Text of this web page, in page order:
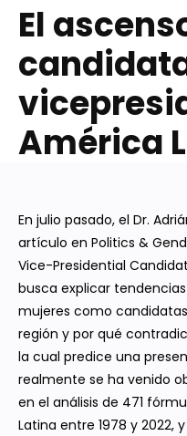
El
América
En julio pasado, el Dr.
artículo en Politics &
Vice-Presidential
busca explicar
mujeres como
región y por qué
la cual predice una
realmente se ha venido
en el análisis de 471
Latina entre 1978 y 2022,